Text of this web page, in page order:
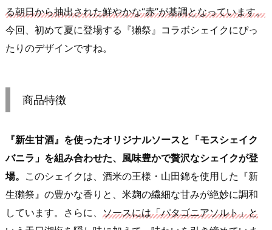
る朝日から抽出された鮮やかな“赤”が基調となっています。
今回、初めて夏に登場する『獺祭』コラボシェイクにぴっ
たりのデザインですね。
商品特徴
『新生甘酒』を使ったオリジナルソースと「モスシェイク
バニラ」を組み合わせた、風味豊かで贅沢なシェイクが登
場。 このシェイクは、酒米の王様・山田錦を使用した『新
生獺祭』の豊かな香りと、米麹の繊細な甘みが絶妙に調和
しています。さらに、 ソースには「パタゴニアソルト」と